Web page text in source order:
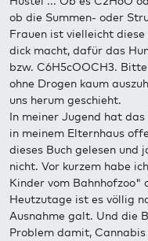
ob die Summen- oder
Frauen ist vielleicht
dick macht, dafür das
bzw. C6H5cOOCH3.
ohne Drogen kaum
uns herum geschieht.
In meiner Jugend hat
in meinem Elternhaus
dieses Buch gelesen und
nicht. Vor kurzem habe
Kinder vom Bahnhofzoo"
Heutzutage ist es völlig
Ausnahme galt. Und die
Problem damit,